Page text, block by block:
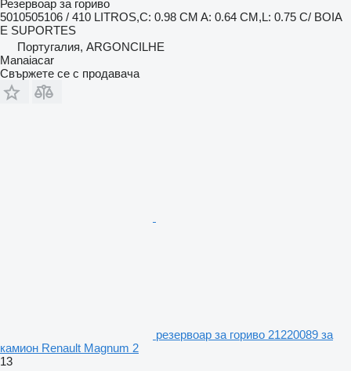
Резервоар за гориво
5010505106 / 410 LITROS,C: 0.98 CM A: 0.64 CM,L: 0.75 C/ BOIA
E SUPORTES
Португалия, ARGONCILHE
Manaiacar
Свържете се с продавача
резервоар за гориво 21220089 за
камион Renault Magnum 2
13